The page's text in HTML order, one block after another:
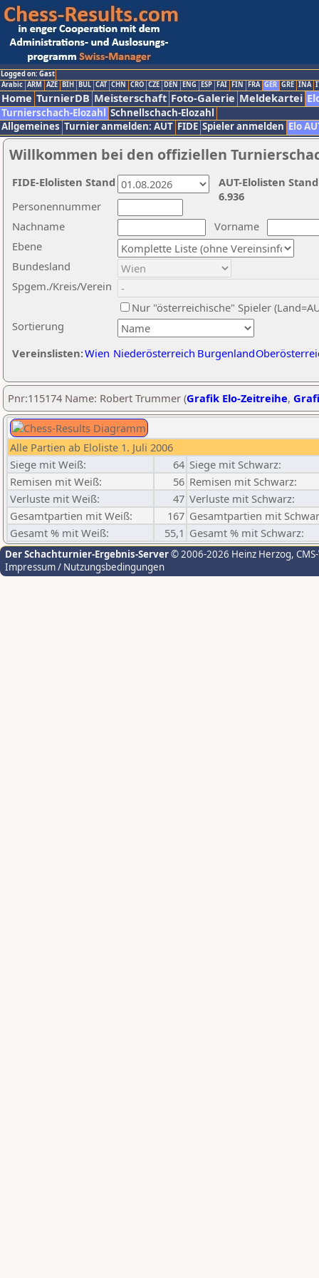
Logged on: Gast
Arabic ARM AZE BIH BUL CAT CHN CRO CZE DEN ENG ESP FAI FIN FRA GER GRE INA
Home TurnierDB Meisterschaft Foto-Galerie Meldekartei
Turnierschach-Elozahl Schnellschach-Elozahl
Allgemeines Turnier anmelden: AUT FIDE Spieler anmelden Elo
Willkommen bei den offiziellen
Nachname
Vorname
Ebene
Sortierung
Personennummer
Bundesland
Spgem./Kreis/Verein
Nur "österreichische" Spieler
Vereinslisten:Wien Niederösterreich Burgenland
AUT-Elolisten
6.936
FIDE-Elolisten Stand
Pnr:115174 Name: Robert Trummer (Grafik Elo-Zeitreihe,
Alle Partien ab Eloliste 1. Juli 2006
Siege mit Weiß:
64 Siege mit Schwarz:
Remisen mit Weiß:
56 Remisen mit Schwarz:
Verluste mit Weiß:
47 Verluste mit Schwarz:
Gesamtpartien mit Weiß:
167 Gesamtpartien mit
Gesamt % mit Weiß:
55,1 Gesamt % mit Schwarz:
Der Schachturnier-Ergebnis-Server© 2006-2026 Heinz Herzog,
Impressum / Nutzungsbedingungen